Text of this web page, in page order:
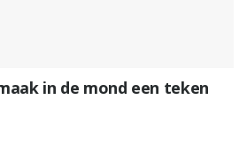
in de mond een teken